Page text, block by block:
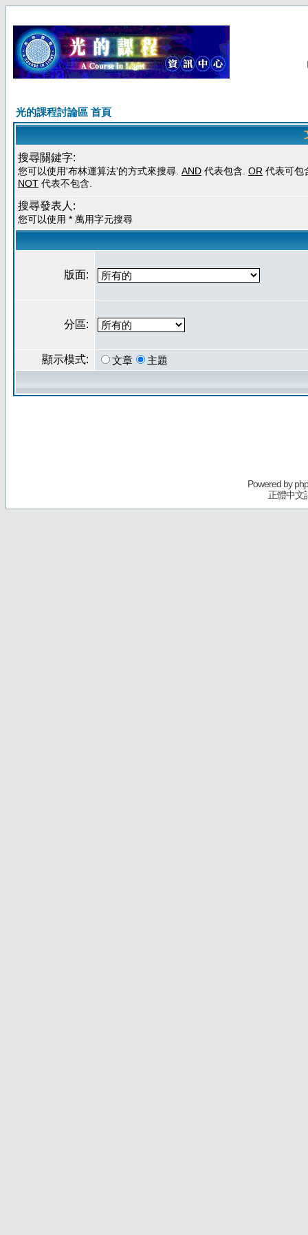
光的課程討論區 首頁
搜尋關鍵字:
您可以使用'布林運算法'的方式來搜尋. AND 代表包含. OR 代表可包
NOT 代表不包含.
搜尋發表人:
您可以使用 * 萬用字元搜尋
版面:
分區:
顯示模式: 文章 主題
Powered by
正體中文